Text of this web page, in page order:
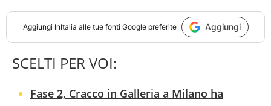
Aggiungi InItalia alle tue fonti Google preferite Aggiungi
SCELTI PER VOI:
Fase 2, Cracco in Galleria a Milano ha